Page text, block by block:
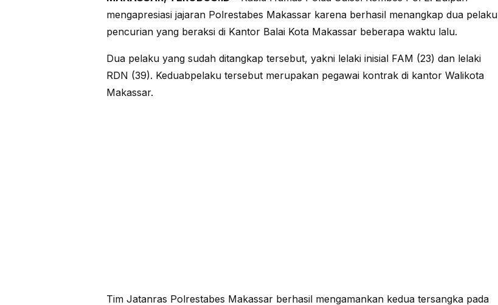
mengapresiasi jajaran Polrestabes Makassar karena berhasil menangkap dua pelaku
pencurian yang beraksi di Kantor Balai Kota Makassar beberapa waktu lalu.
Dua pelaku yang sudah ditangkap tersebut, yakni lelaki inisial FAM (23) dan lelaki
RDN (39). Keduabpelaku tersebut merupakan pegawai kontrak di kantor Walikota
Makassar.
Tim Jatanras Polrestabes Makassar berhasil mengamankan kedua tersangka pada